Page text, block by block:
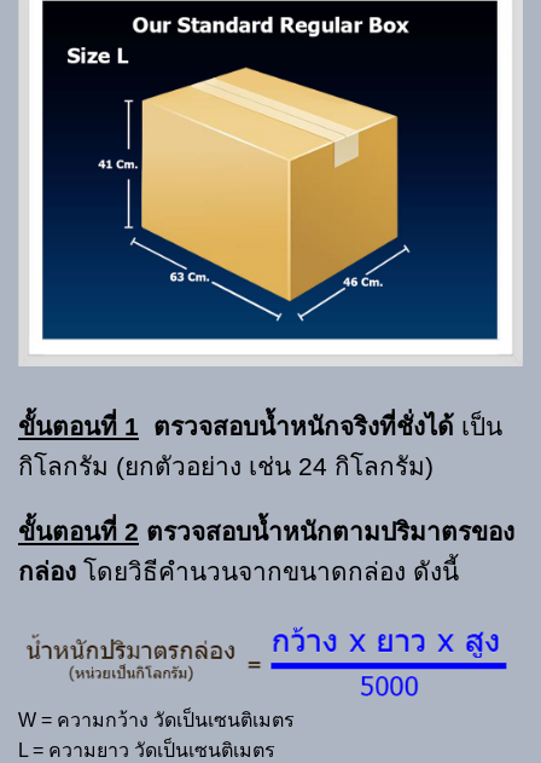
ขั้นตอนที่ 1 ตรวจสอบน้ำหนักจริงที่ชั่งได้ เป็น
กิโลกรัม (ยกตัวอย่าง เช่น 24 กิโลกรัม)
ขั้นตอนที่ 2 ตรวจสอบน้ำหนักตามปริมาตรของ
กล่อง โดยวิธีคำนวนจากขนาดกล่อง ดังนี้
W = ความกว้าง วัดเป็นเซนติเมตร
L = ความยาว วัดเป็นเซนติเมตร